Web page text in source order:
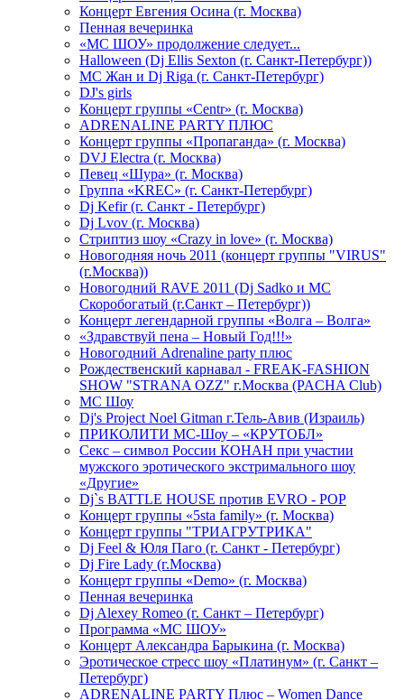
Концерт Евгения Осина (г. Москва)
Пенная вечеринка
«МС ШОУ» продолжение следует...
Halloween (Dj Ellis Sexton (г. Санкт-Петербург))
МС Жан и Dj Riga (г. Санкт-Петербург)
DJ's girls
Концерт группы «Centr» (г. Москва)
ADRENALINE PARTY ПЛЮС
Концерт группы «Пропаганда» (г. Москва)
DVJ Electra (г. Москва)
Певец «Шура» (г. Москва)
Группа «KREC» (г. Санкт-Петербург)
Dj Kefir (г. Санкт - Петербург)
Dj Lvov (г. Москва)
Стриптиз шоу «Crazy in love» (г. Москва)
Новогодняя ночь 2011 (концерт группы "VIRUS"
(г.Москва))
Новогодний RAVE 2011 (Dj Sadko и MC
Скоробогатый (г.Санкт – Петербург))
Концерт легендарной группы «Волга – Волга»
«Здравствуй пена – Новый Год!!!»
Новогодний Adrenaline party плюс
Рождественский карнавал - FREAK-FASHION
SHOW "STRANA OZZ" г.Москва (PACHA Club)
MC Шоу
Dj's Project Noel Gitman г.Тель-Авив (Израиль)
ПРИКОЛИТИ МС-Шоу – «КРУТОБЛ»
Секс – символ России КОНАН при участии
мужского эротического экстримального шоу
«Другие»
Dj`s BATTLE HOUSE против EVRO - POP
Концерт группы «5sta family» (г. Москва)
Концерт группы "ТРИАГРУТРИКА"
Dj Feel & Юля Паго (г. Санкт - Петербург)
Dj Fire Lady (г.Москва)
Концерт группы «Demo» (г. Москва)
Пенная вечеринка
Dj Alexey Romeo (г. Санкт – Петербург)
Программа «МС ШОУ»
Концерт Александра Барыкина (г. Москва)
Эротическое стресс шоу «Платинум» (г. Санкт –
Петербург)
ADRENALINE PARTY Плюс – Women Dance